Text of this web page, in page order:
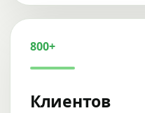
800+
Клиентов